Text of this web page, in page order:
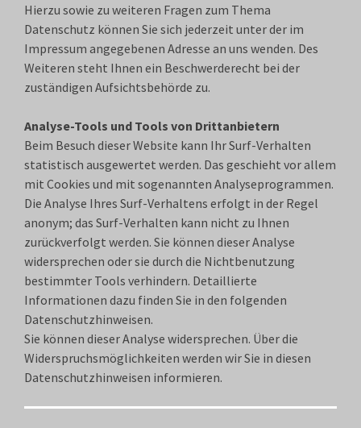
Hierzu sowie zu weiteren Fragen zum Thema
Datenschutz können Sie sich jederzeit unter der im
Impressum angegebenen Adresse an uns wenden. Des
Weiteren steht Ihnen ein Beschwerderecht bei der
zuständigen Aufsichtsbehörde zu.
Analyse-Tools und Tools von Drittanbietern
Beim Besuch dieser Website kann Ihr Surf-Verhalten
statistisch ausgewertet werden. Das geschieht vor allem
mit Cookies und mit sogenannten Analyseprogrammen.
Die Analyse Ihres Surf-Verhaltens erfolgt in der Regel
anonym; das Surf-Verhalten kann nicht zu Ihnen
zurückverfolgt werden. Sie können dieser Analyse
widersprechen oder sie durch die Nichtbenutzung
bestimmter Tools verhindern. Detaillierte
Informationen dazu finden Sie in den folgenden
Datenschutzhinweisen.
Sie können dieser Analyse widersprechen. Über die
Widerspruchsmöglichkeiten werden wir Sie in diesen
Datenschutzhinweisen informieren.